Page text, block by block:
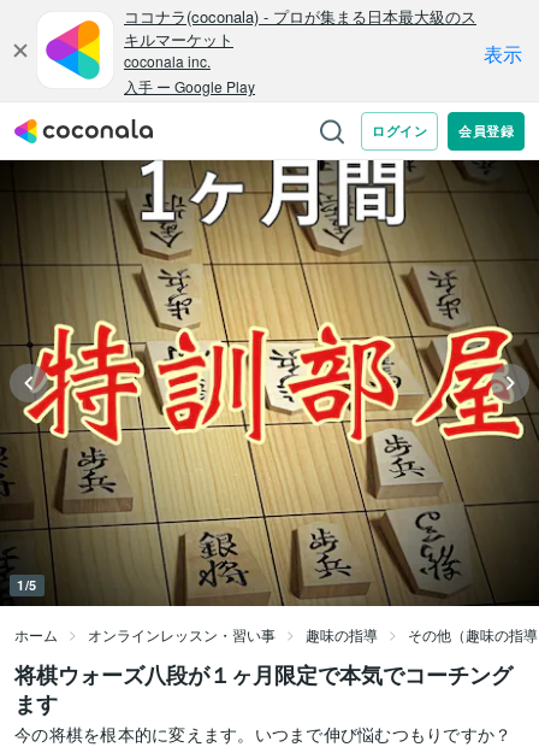
1/5
ホーム オンラインレッスン・習い事 趣味の指導 その他（趣味の指
将棋ウォーズ八段が１ヶ月限定で本気でコーチング
ます
今の将棋を根本的に変えます。いつまで伸び悩むつもりですか？